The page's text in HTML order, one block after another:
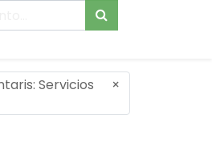
Servicios
×